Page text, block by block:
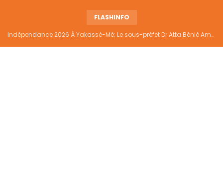
FLASHINFO
Indépendance 2026 À Yakassé-Mé: Le sous-préfet Dr Atta Bénié Amédé appelle à l’unité, à la sécurité et au développement